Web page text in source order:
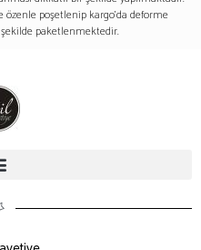
poşetlenip kargo’da deforme
paketlenmektedir.